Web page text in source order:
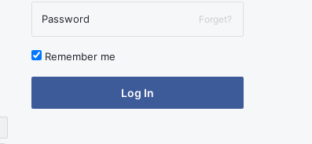
Forget?
Remember me
Log In